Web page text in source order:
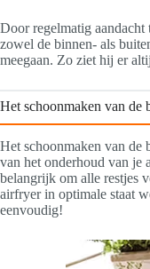
Door regelmatig aandacht
zowel de binnen- als
meegaan. Zo ziet hij er
Het schoonmaken van de
Het schoonmaken van de
van het onderhoud van je
belangrijk om alle restjes
airfryer in optimale staat
eenvoudig!